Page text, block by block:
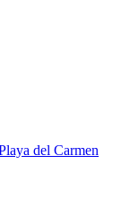
del Carmen